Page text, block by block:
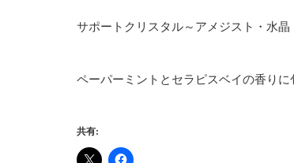
サポートクリスタル～アメジスト・水
ペーパーミントとセラピスベイの香りに
共有: